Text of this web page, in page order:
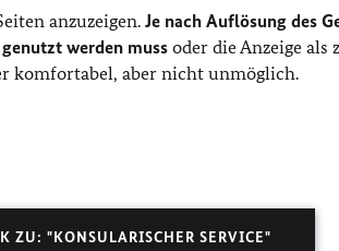
anzuzeigen.Je nach Auflösung des
werden muss oder die Anzeige als
komfortabel, aber nicht unmöglich.
ZU: "KONSULARISCHER SERVICE"